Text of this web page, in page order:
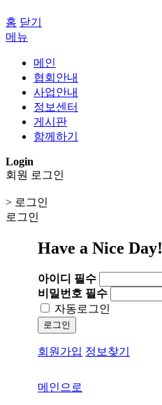
홈 닫기
메뉴
메인
협회안내
사업안내
정보센터
게시판
함께하기
Login
회원 로그인
> 로그인
로그인
Have a Nice Day!
아이디 필수
비밀번호 필수
자동로그인
로그인
회원가입 정보찾기
메인으로